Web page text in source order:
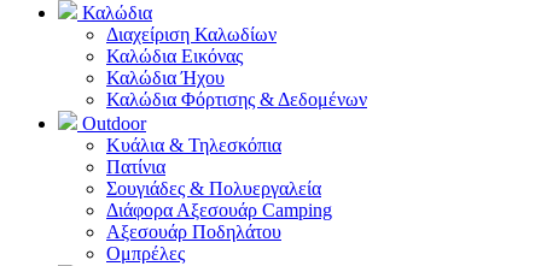
Καλώδια
Διαχείριση Καλωδίων
Καλώδια Εικόνας
Καλώδια Ήχου
Καλώδια Φόρτισης & Δεδομένων
Outdoor
Κυάλια & Τηλεσκόπια
Πατίνια
Σουγιάδες & Πολυεργαλεία
Διάφορα Αξεσουάρ Camping
Αξεσουάρ Ποδηλάτου
Ομπρέλες